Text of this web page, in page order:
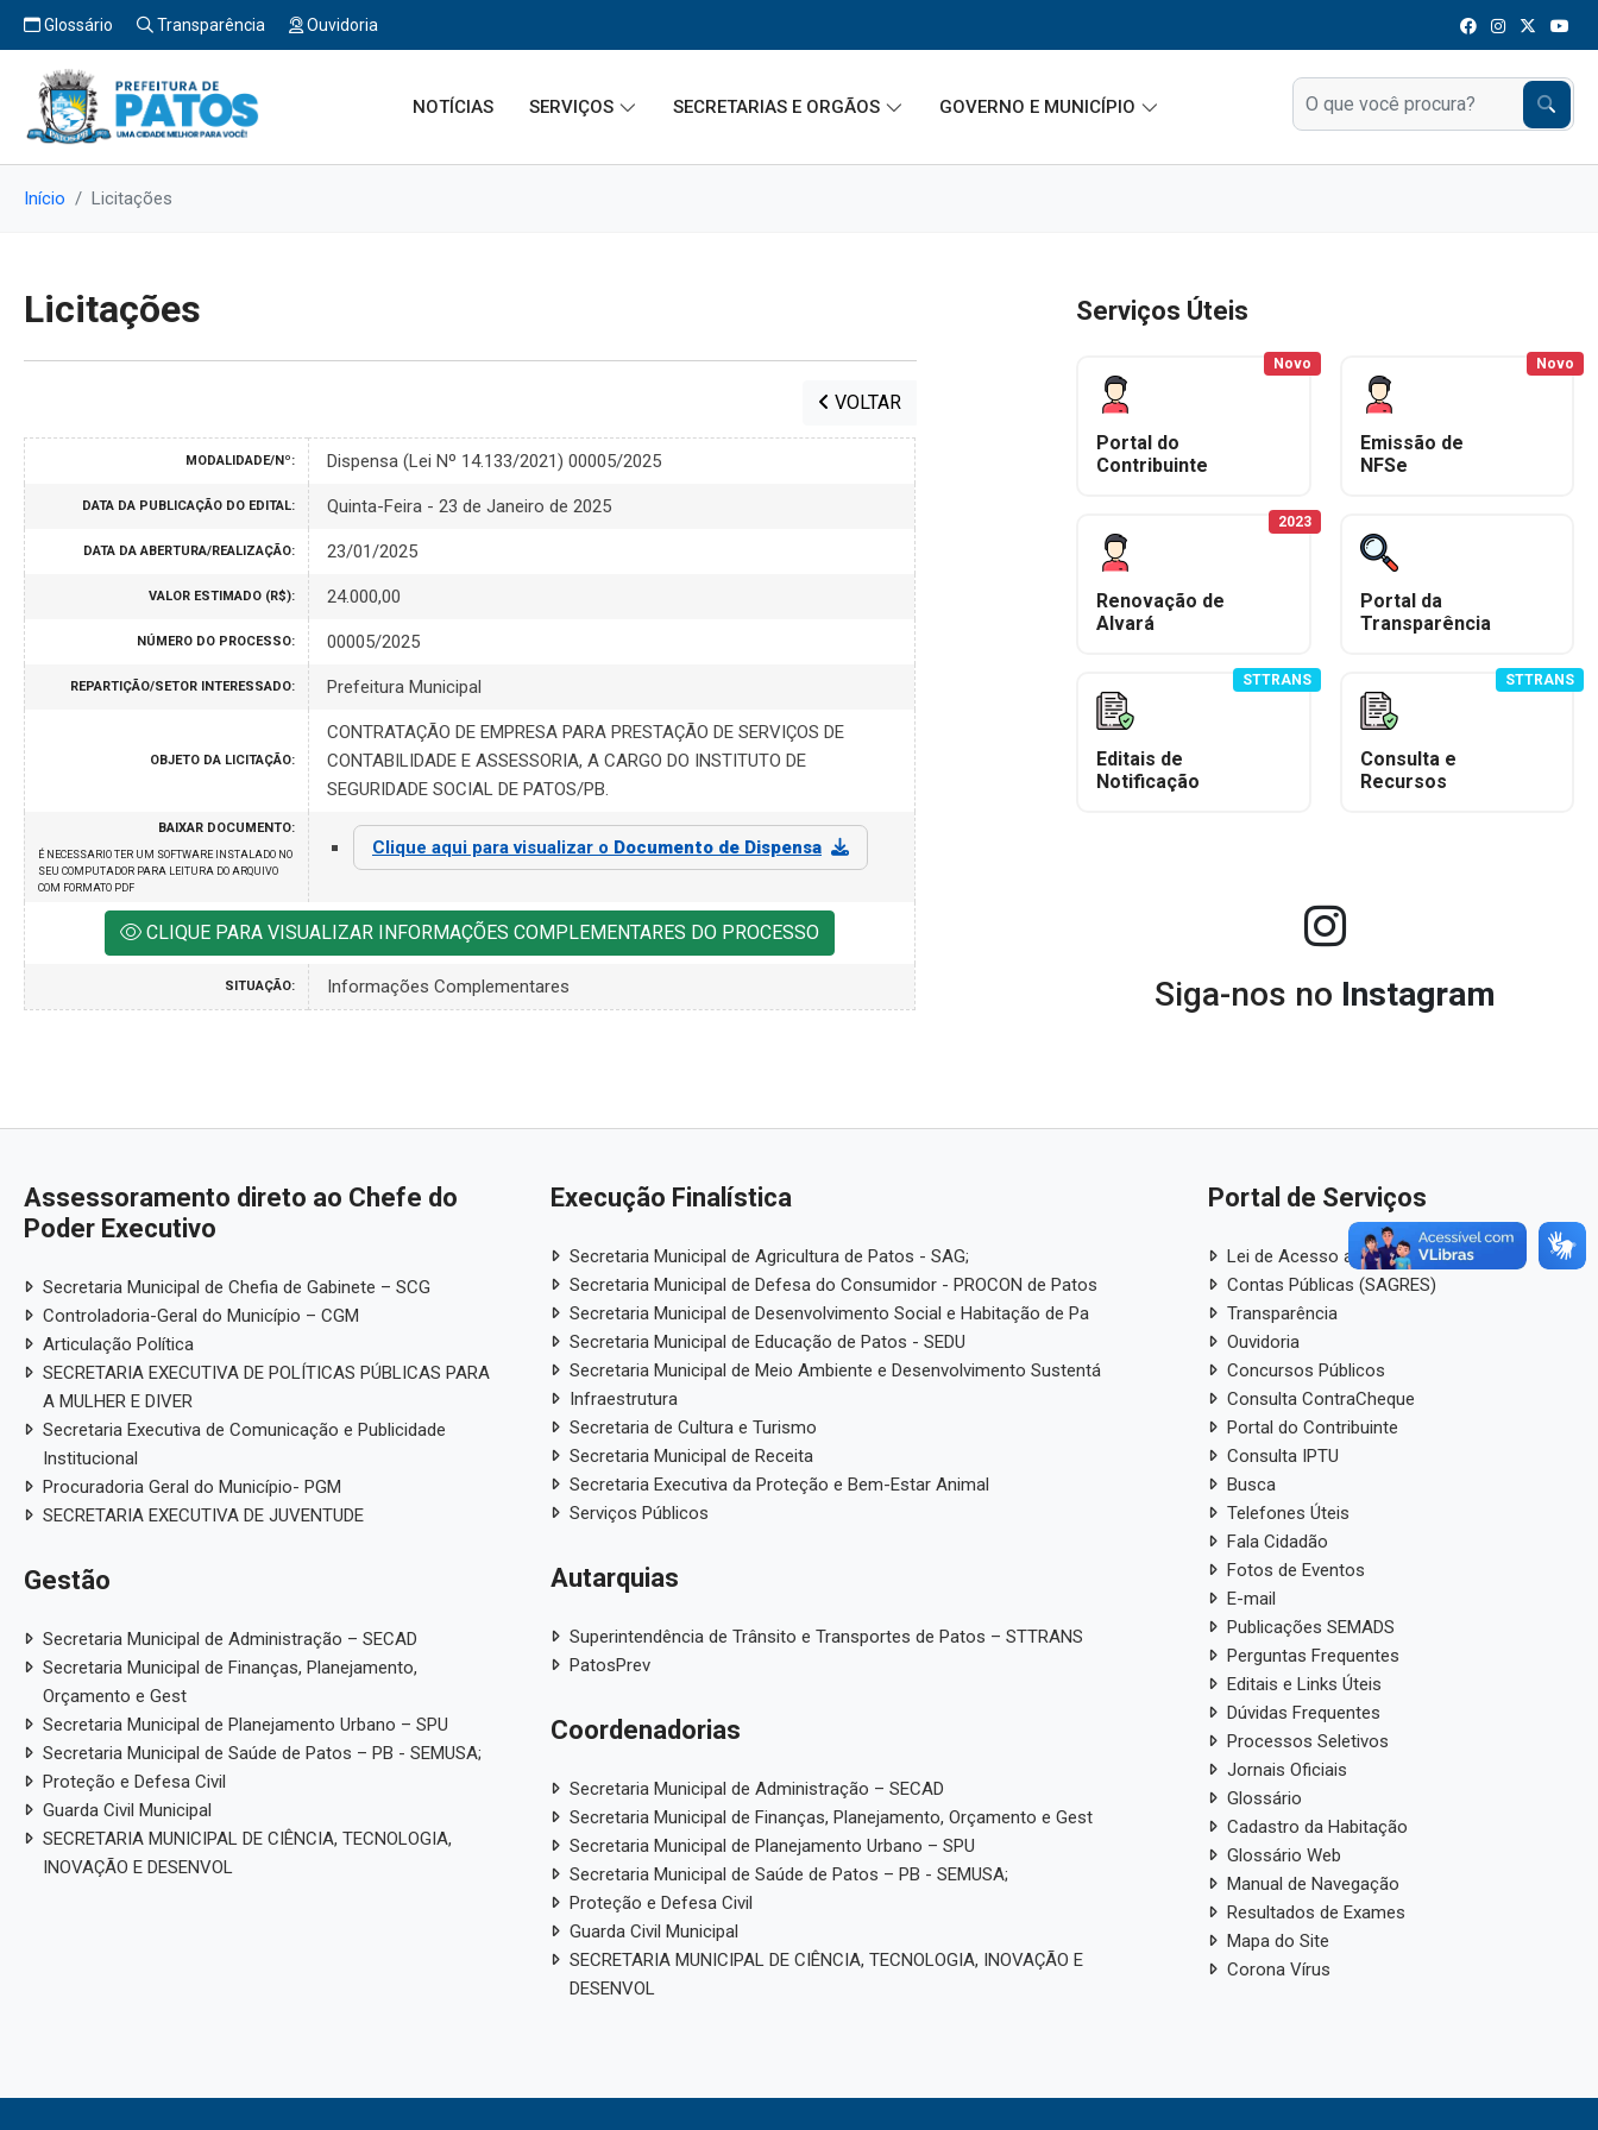
Glossário Transparência Ouvidoria
NOTÍCIAS SERVIÇOS SECRETARIAS E ORGÃOS GOVERNO E MUNICÍPIO
Início Licitações
Licitações
VOLTAR
MODALIDADE/Nº: Dispensa (Lei Nº 14.133/2021) 00005/2025
DATA DA PUBLICAÇÃO DO EDITAL: Quinta-Feira - 23 de Janeiro de 2025
DATA DA ABERTURA/REALIZAÇÃO: 23/01/2025
VALOR ESTIMADO (R$): 24.000,00
NÚMERO DO PROCESSO: 00005/2025
REPARTIÇÃO/SETOR INTERESSADO: Prefeitura Municipal
OBJETO DA LICITAÇÃO:
CONTRATAÇÃO DE EMPRESA PARA PRESTAÇÃO DE SERVIÇOS DE
CONTABILIDADE E ASSESSORIA, A CARGO DO INSTITUTO DE
SEGURIDADE SOCIAL DE PATOS/PB.
BAIXAR DOCUMENTO:
É NECESSARIO TER UM SOFTWARE INSTALADO NO
SEU COMPUTADOR PARA LEITURA DO ARQUIVO
COM FORMATO PDF
Clique aqui para visualizar o Documento de Dispensa
CLIQUE PARA VISUALIZAR INFORMAÇÕES COMPLEMENTARES DO PROCESSO
SITUAÇÃO: Informações Complementares
Serviços Úteis
Portal do
Contribuinte
Novo
Emissão de
NFSe
Novo
Renovação de
Alvará
2023
Portal da
Transparência
Editais de
Notificação
STTRANS
Consulta e
Recursos
STTRANS
Siga-nos no Instagram
Assessoramento direto ao Chefe do
Poder Executivo
Secretaria Municipal de Chefia de Gabinete – SCG
Controladoria-Geral do Município – CGM
Articulação Política
SECRETARIA EXECUTIVA DE POLÍTICAS PÚBLICAS PARA
A MULHER E DIVER
Secretaria Executiva de Comunicação e Publicidade
Institucional
Procuradoria Geral do Município- PGM
SECRETARIA EXECUTIVA DE JUVENTUDE
Gestão
Secretaria Municipal de Administração – SECAD
Secretaria Municipal de Finanças, Planejamento,
Orçamento e Gest
Secretaria Municipal de Planejamento Urbano – SPU
Secretaria Municipal de Saúde de Patos – PB - SEMUSA;
Proteção e Defesa Civil
Guarda Civil Municipal
SECRETARIA MUNICIPAL DE CIÊNCIA, TECNOLOGIA,
INOVAÇÃO E DESENVOL
Execução Finalística
Secretaria Municipal de Agricultura de Patos - SAG;
Secretaria Municipal de Defesa do Consumidor - PROCON de Patos
Secretaria Municipal de Desenvolvimento Social e Habitação de Pa
Secretaria Municipal de Educação de Patos - SEDU
Secretaria Municipal de Meio Ambiente e Desenvolvimento Sustentá
Infraestrutura
Secretaria de Cultura e Turismo
Secretaria Municipal de Receita
Secretaria Executiva da Proteção e Bem-Estar Animal
Serviços Públicos
Autarquias
Superintendência de Trânsito e Transportes de Patos – STTRANS
PatosPrev
Coordenadorias
Secretaria Municipal de Administração – SECAD
Secretaria Municipal de Finanças, Planejamento, Orçamento e Gest
Secretaria Municipal de Planejamento Urbano – SPU
Secretaria Municipal de Saúde de Patos – PB - SEMUSA;
Proteção e Defesa Civil
Guarda Civil Municipal
SECRETARIA MUNICIPAL DE CIÊNCIA, TECNOLOGIA, INOVAÇÃO E
DESENVOL
Portal de Serviços
Lei de Acesso a Informação
Contas Públicas (SAGRES)
Transparência
Ouvidoria
Concursos Públicos
Consulta ContraCheque
Portal do Contribuinte
Consulta IPTU
Busca
Telefones Úteis
Fala Cidadão
Fotos de Eventos
E-mail
Publicações SEMADS
Perguntas Frequentes
Editais e Links Úteis
Dúvidas Frequentes
Processos Seletivos
Jornais Oficiais
Glossário
Cadastro da Habitação
Glossário Web
Manual de Navegação
Resultados de Exames
Mapa do Site
Corona Vírus